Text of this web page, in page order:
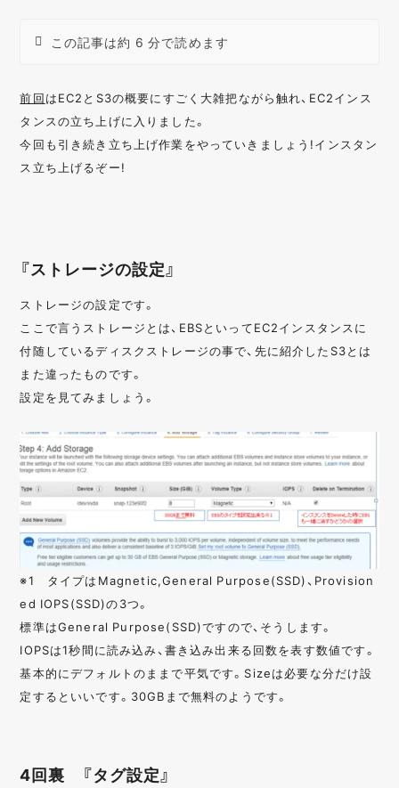
この記事は約 6 分で読めます
前回はEC2とS3の概要にすごく大雑把ながら触れ、EC2インス
タンスの立ち上げに入りました。
今回も引き続き立ち上げ作業をやっていきましょう!インスタン
ス立ち上げるぞー!
『ストレージの設定』
ストレージの設定です。
ここで言うストレージとは、EBSといってEC2インスタンスに
付随しているディスクストレージの事で、先に紹介したS3とは
また違ったものです。
設定を見てみましょう。
※1 タイプはMagnetic,General Purpose(SSD)、Provision
ed IOPS(SSD)の3つ。
標準はGeneral Purpose(SSD)ですので、そうします。
IOPSは1秒間に読み込み、書き込み出来る回数を表す数値です。
基本的にデフォルトのままで平気です。Sizeは必要な分だけ設
定するといいです。30GBまで無料のようです。
4回裏 『タグ設定』